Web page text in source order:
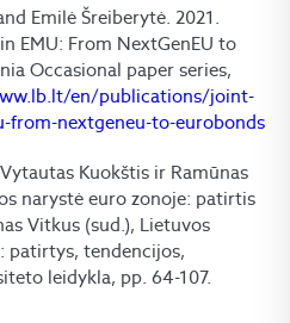
Emilė Šreiberytė. 2021.
EMU: From NextGenEU to
Occasional paper series,
en/publications/joint-
from-nextgeneu-to-eurobonds
Kuokštis ir Ramūnas
narystė euro zonoje: patirtis
Vitkus (sud.), Lietuvos
patirtys, tendencijos,
leidykla, pp. 64-107.